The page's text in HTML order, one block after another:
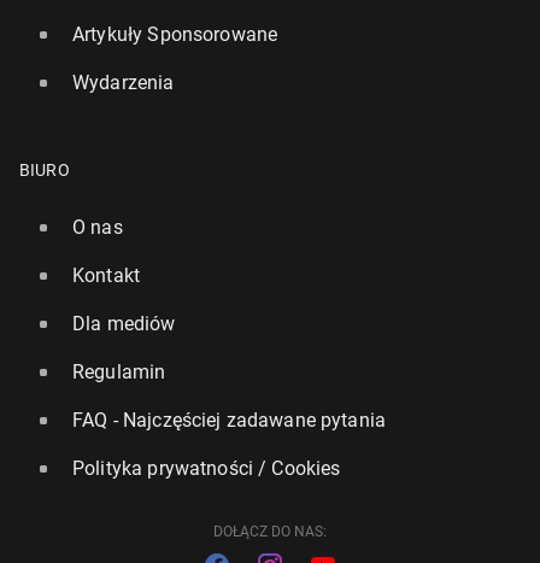
Artykuły Sponsorowane
Wydarzenia
BIURO
O nas
Kontakt
Dla mediów
Regulamin
FAQ - Najczęściej zadawane pytania
Polityka prywatności / Cookies
DOŁĄCZ DO NAS: